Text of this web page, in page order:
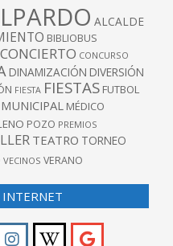
ALCALDE
BIBLIOBUS
CONCIERTO CONCURSO
DINAMIZACIÓN DIVERSIÓN
FIESTA FIESTAS FUTBOL
MUNICIPAL MÉDICO
POZO PREMIOS
TEATRO TORNEO
VECINOS VERANO